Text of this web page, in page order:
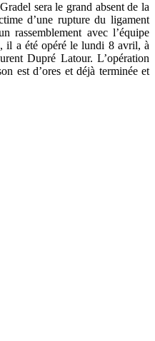
sera le grand absent de la
d’une rupturedu ligament
rassemblement avec l’équipe
,il a été opéréle lundi 8 avril, à
Dupré Latour. L’opération
est d’ores et déjà terminée et